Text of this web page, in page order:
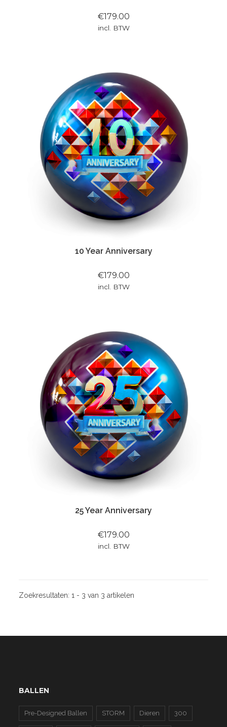
€179.00
incl. BTW
10 Year Anniversary
€179.00
incl. BTW
25 Year Anniversary
€179.00
incl. BTW
Zoekresultaten:1 - 3 van 3 artikelen
BALLEN
Pre-Designed Ballen STORM Dieren 300